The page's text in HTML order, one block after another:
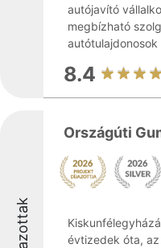
autójavító
megbízható
autótulajdonosok
8.4
Díjazottak
Országúti
évtizedek óta,